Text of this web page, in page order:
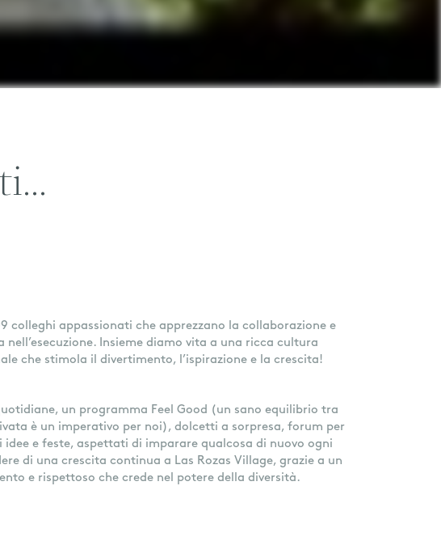
colleghi appassionati che apprezzano la collaborazione e
nell’esecuzione. Insieme diamo vita a una ricca cultura
che stimola il divertimento, l’ispirazione e la crescita!
un programma Feel Good (un sano equilibrio tra
è un imperativo per noi), dolcetti a sorpresa, forum per
idee e feste, aspettati di imparare qualcosa di nuovo ogni
di una crescita continua a Las Rozas Village, grazie a un
e rispettoso che crede nel potere della diversità.